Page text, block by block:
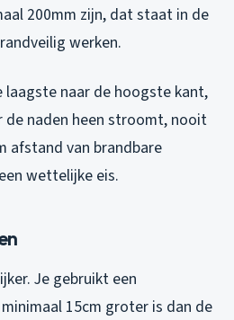
200mm zijn, dat staat in de
werken.
laagste naar de hoogste kant,
naden heen stroomt, nooit
afstand van brandbare
wettelijke eis.
Je gebruikt een
15cm groter is dan de